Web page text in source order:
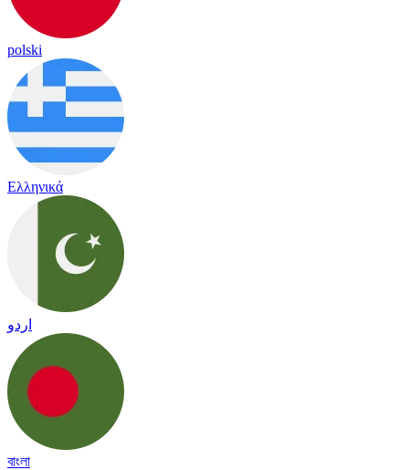
polski
Ελληνικά
اردو
বাংলা